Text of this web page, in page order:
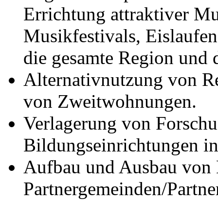
Errichtung attraktiver
Musikfestivals,
die gesamte Region und
Alternativnutzung von
von Zweitwohnungen.
Verlagerung von
Bildungseinrichtungen
Aufbau und Ausbau
Partnergemeinden/